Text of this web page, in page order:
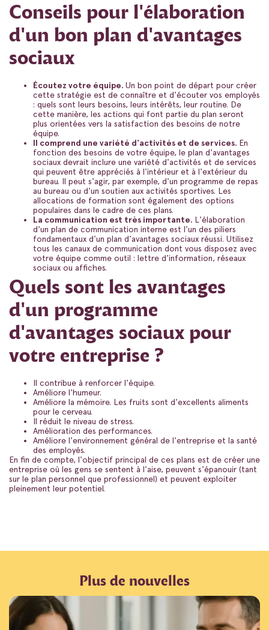
Conseils pour l'élaboration
d'un bon plan d'avantages
sociaux
Écoutez votre équipe. Un bon point de départ pour créer
cette stratégie est de connaître et d'écouter vos employés
: quels sont leurs besoins, leurs intérêts, leur routine. De
cette manière, les actions qui font partie du plan seront
plus orientées vers la satisfaction des besoins de notre
équipe.
Il comprend une variété d'activités et de services. En
fonction des besoins de votre équipe, le plan d'avantages
sociaux devrait inclure une variété d'activités et de services
qui peuvent être appréciés à l'intérieur et à l'extérieur du
bureau. Il peut s'agir, par exemple, d'un programme de repas
au bureau ou d'un soutien aux activités sportives. Les
allocations de formation sont également des options
populaires dans le cadre de ces plans.
La communication est très importante. L'élaboration
d'un plan de communication interne est l'un des piliers
fondamentaux d'un plan d'avantages sociaux réussi. Utilisez
tous les canaux de communication dont vous disposez avec
votre équipe comme outil : lettre d'information, réseaux
sociaux ou affiches.
Quels sont les avantages
d'un programme
d'avantages sociaux pour
votre entreprise ?
Il contribue à renforcer l'équipe.
Améliore l'humeur.
Améliore la mémoire. Les fruits sont d'excellents aliments
pour le cerveau.
Il réduit le niveau de stress.
Amélioration des performances.
Améliore l'environnement général de l'entreprise et la santé
des employés.
En fin de compte, l'objectif principal de ces plans est de créer une
entreprise où les gens se sentent à l'aise, peuvent s'épanouir (tant
sur le plan personnel que professionnel) et peuvent exploiter
pleinement leur potentiel.
Plus de nouvelles